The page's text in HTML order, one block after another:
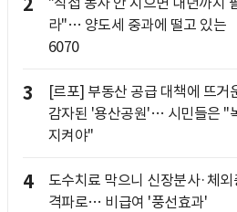
라"… 양도세 중과에 떨고 있는
6070
3
[르포] 부동산 공급 대책에 뜨거
감자된 '용산공원'… 시민들은 "
지켜야"
4
도수치료 막으니 신장분사·체외
격파로… 비급여 '풍선효과'